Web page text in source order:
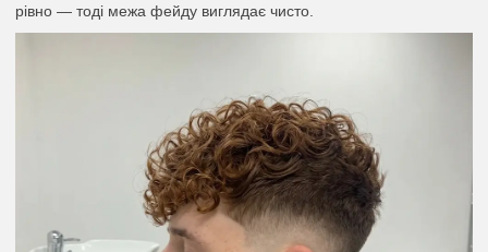
рівно — тоді межа фейду виглядає чисто.